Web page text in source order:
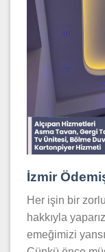
İzmir
Her işin bir
hakkıyla
emeğimizi